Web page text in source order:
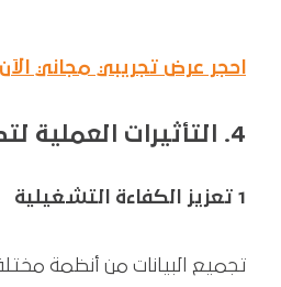
احجر عرض تجريبي مجاني الآن
4. التأثيرات العملية لتكامل الأنظمة
1 تعزيز الكفاءة التشغيلية
تجميع البيانات من أنظمة